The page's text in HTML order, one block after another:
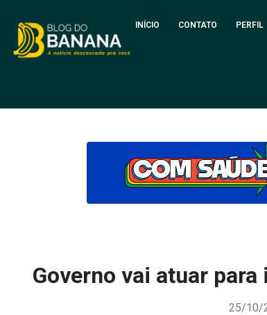
INÍCIO CONTATO PERFIL
Governo vai atuar para
25/10/